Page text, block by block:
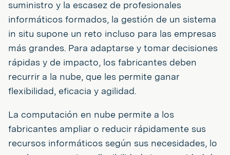
suministro y la escasez de profesionales
informáticos formados, la gestión de un sistema
in situ supone un reto incluso para las empresas
más grandes. Para adaptarse y tomar decisiones
rápidas y de impacto, los fabricantes deben
recurrir a la nube, que les permite ganar
flexibilidad, eficacia y agilidad.
La computación en nube permite a los
fabricantes ampliar o reducir rápidamente sus
recursos informáticos según sus necesidades, lo